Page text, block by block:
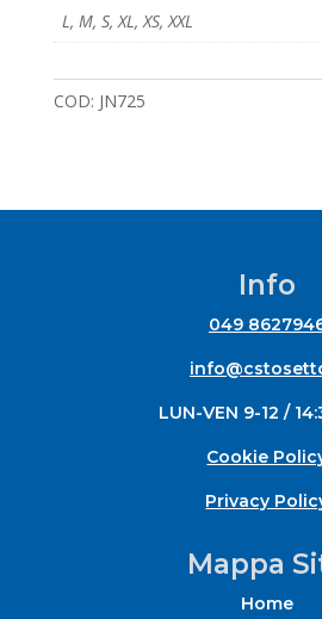
L , M, S, XL , XS, XXL
COD: JN725
Info
049
LUN-VEN 9-12 /
Cookie
Privacy
Mappa
Home